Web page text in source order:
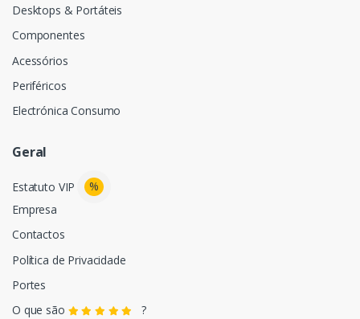
Desktops & Portáteis
Componentes
Acessórios
Periféricos
Electrónica Consumo
Geral
Estatuto VIP
%
Empresa
Contactos
Política de Privacidade
Portes
O que são
?